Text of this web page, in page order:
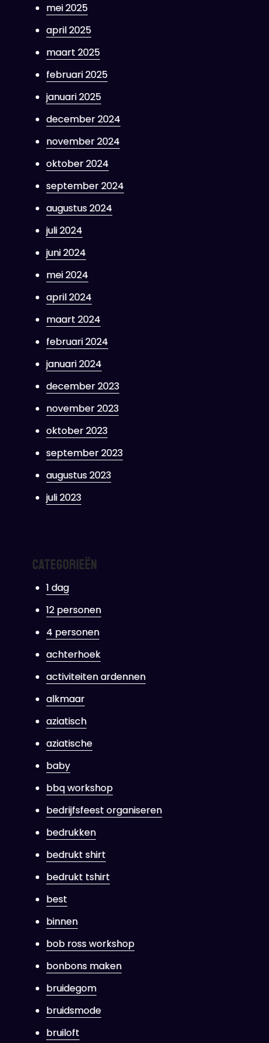
mei 2025
april 2025
maart 2025
februari 2025
januari 2025
december 2024
november 2024
oktober 2024
september 2024
augustus 2024
juli 2024
juni 2024
mei 2024
april 2024
maart 2024
februari 2024
januari 2024
december 2023
november 2023
oktober 2023
september 2023
augustus 2023
juli 2023
Categorieën
1 dag
12 personen
4 personen
achterhoek
activiteiten ardennen
alkmaar
aziatisch
aziatische
baby
bbq workshop
bedrijfsfeest organiseren
bedrukken
bedrukt shirt
bedrukt tshirt
best
binnen
bob ross workshop
bonbons maken
bruidegom
bruidsmode
bruiloft